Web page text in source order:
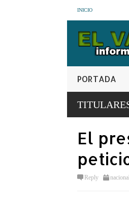
INICIO
PORTADA
MESA INTERINSTITUCIONAL EN SAN
El
Reply